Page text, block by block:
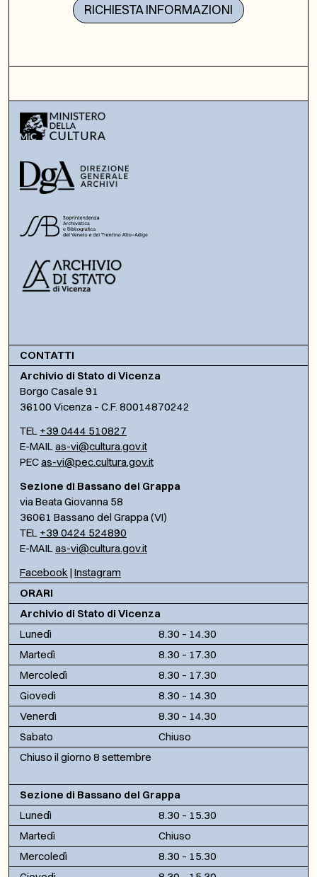
RICHIESTA INFORMAZIONI
CONTATTI
Archivio di Stato di Vicenza
Borgo Casale 91
36100 Vicenza – C.F. 80014870242
TEL +39 0444 510827
E-MAILas-vi@cultura.gov.it
PECas-vi@pec.cultura.gov.it
Sezione di Bassano del Grappa
via Beata Giovanna 58
36061 Bassano del Grappa (VI)
TEL +39 0424 524890
E-MAILas-vi@cultura.gov.it
Facebook | Instagram
ORARI
Archivio di Stato di Vicenza
Lunedì
8.30 – 14.30
Martedì
8.30 – 17.30
Mercoledì
8.30 – 17.30
Giovedì
8.30 – 14.30
Venerdì
8.30 – 14.30
Sabato
Chiuso
Chiuso il giorno 8 settembre
Sezione di Bassano del Grappa
Lunedì
8.30 – 15.30
Martedì
Chiuso
Mercoledì
8.30 – 15.30